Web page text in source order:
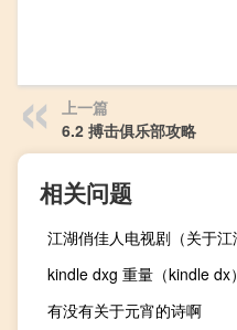
上一篇
6.2 搏击俱乐部攻略
相关问题
江湖俏佳人电视剧（关于江
kindle dxg 重量（kindle dx）
有没有关于元宵的诗啊